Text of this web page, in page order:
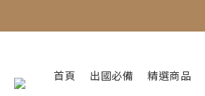
首頁 出國必備 精選商品